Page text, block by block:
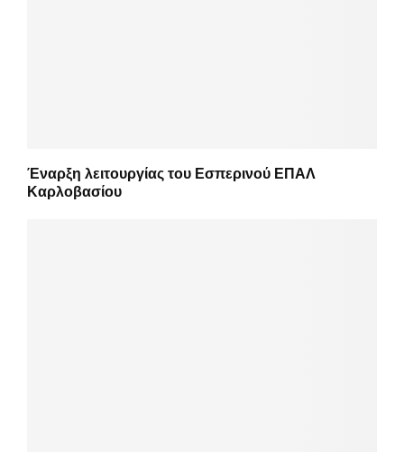
Έναρξη λειτουργίας του Εσπερινού ΕΠΑΛ
Καρλοβασίου